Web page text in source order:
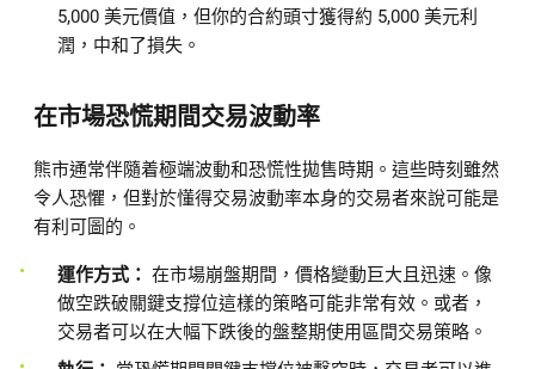
5,000 美元價值，但你的合約頭寸獲得約 5,000 美元利
潤，中和了損失。
在市場恐慌期間交易波動率
熊市通常伴隨着極端波動和恐慌性拋售時期。這些時刻雖然
令人恐懼，但對於懂得交易波動率本身的交易者來說可能是
有利可圖的。
運作方式： 在市場崩盤期間，價格變動巨大且迅速。像
做空跌破關鍵支撐位這樣的策略可能非常有效。或者，
交易者可以在大幅下跌後的盤整期使用區間交易策略。